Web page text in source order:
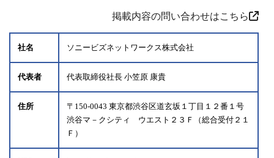
掲載内容の問い合わせはこちら
社名 ソニービズネットワークス株式会社
代表者 代表取締役社長 小笠原 康貴
住所
〒150-0043 東京都渋谷区道玄坂１丁目１２番１号
渋谷マ－クシティ ウエスト２３Ｆ（総合受付２１
Ｆ）